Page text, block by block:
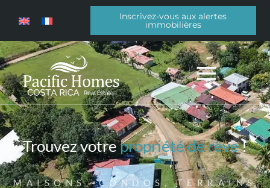
Inscrivez-vous aux alertes
immobilières
Trouvez votrepropriété de rêve!
MAISONS, CONDOS, TERRAINS